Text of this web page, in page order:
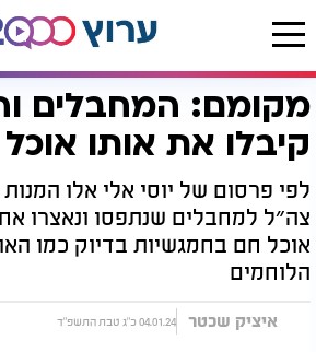
דף הבית רץ בוואטסאפ מקומם: המחבלים והחיילים קיבלו את אותו אוכל
מקומם: המחבלים
קיבלו את אותו אוכל
‏לפי פרסום של יוסי אלי אלו
אוכל חם בחמגשיות בדיוק כמו
הלוחמים
איציק שכטר 04.01.24 כ"ג טבת התשפ"ד